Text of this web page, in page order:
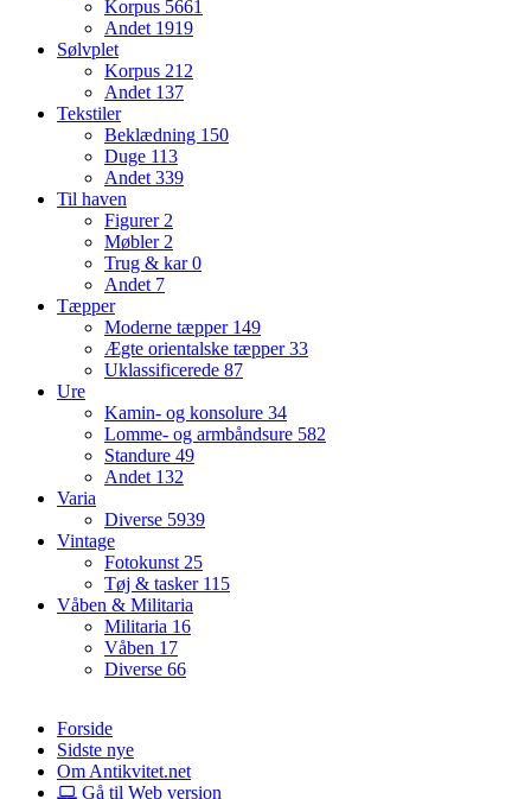
Korpus 5661
Andet 1919
Sølvplet
Korpus 212
Andet 137
Tekstiler
Beklædning 150
Duge 113
Andet 339
Til haven
Figurer 2
Møbler 2
Trug & kar0
Andet 7
Tæpper
Moderne tæpper 149
Ægte orientalske tæpper33
Uklassificerede 87
Ure
Kamin- og konsolure 34
Lomme- og armbåndsure 582
Standure 49
Andet 132
Varia
Diverse 5939
Vintage
Fotokunst 25
Tøj & tasker 115
Våben & Militaria
Militaria 16
Våben 17
Diverse 66
Forside
Sidste nye
Om Antikvitet.net
Gå til Web version